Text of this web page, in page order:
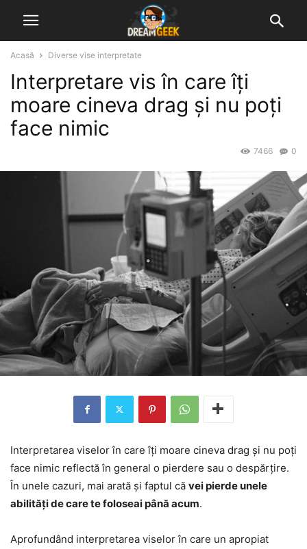
Acasă Diverse vise interpretate
Interpretare vis în care îți
moare cineva drag și nu poți
face nimic
0
7466
Interpretarea viselor în care îți moare cineva drag și nu poți
face nimic reflectă în general o pierdere sau o despărțire.
În unele cazuri, mai arată și faptul că vei pierde unele
abilități de care te foloseai până acum.
Aprofundând interpretarea viselor în care un apropiat